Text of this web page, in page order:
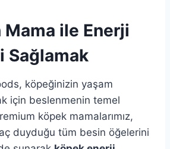
ile Enerji
Sağlamak
köpeğinizin yaşam
için beslenmenin temel
köpek mamalarımız,
duyduğu tüm besin öğelerini